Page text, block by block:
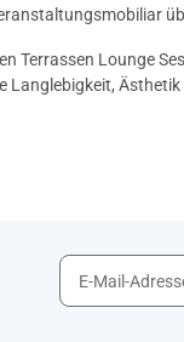
Terrassen Lounge
Langlebigkeit,